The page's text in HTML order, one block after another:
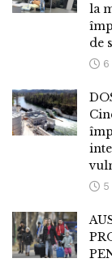
la
de